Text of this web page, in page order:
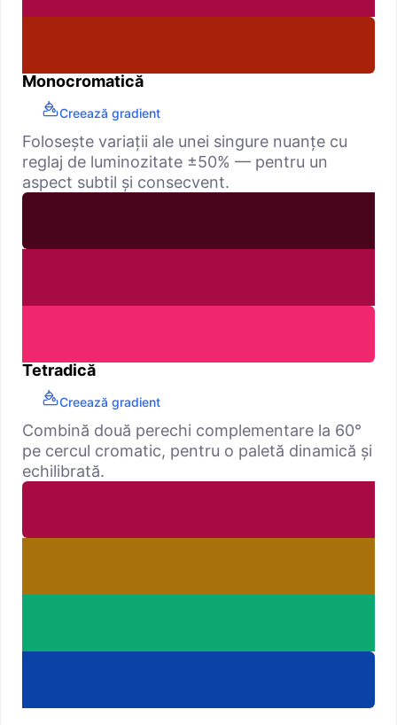
Monocromatică
Creează gradient
Folosește variații ale unei singure nuanțe cu
reglaj de luminozitate ±50% — pentru un
aspect subtil și consecvent.
Tetradică
Creează gradient
Combină două perechi complementare la 60°
pe cercul cromatic, pentru o paletă dinamică și
echilibrată.